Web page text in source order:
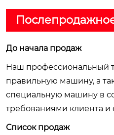
До начала продаж
Наш профессиональный
правильную машину, а
специальную машину в
требованиями клиента и
Список продаж